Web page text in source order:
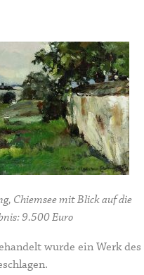
Chiemsee mit Blick auf die
9.500 Euro
wurde ein Werk des